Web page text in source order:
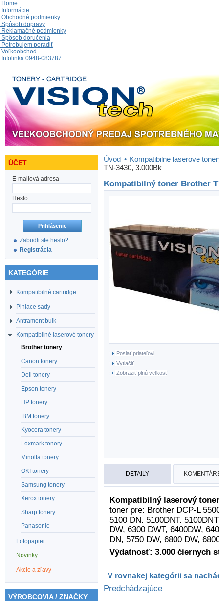
Home
Informácie
Obchodné podmienky
Spôsob dopravy
Reklamačné podmienky
Spôsob doručenia
Potrebujem poradiť
Veľkoobchod
Infolinka 0948-083787
ÚČET
E-mailová adresa
Heslo
Zabudli ste heslo?
Registrácia
KATEGÓRIE
Kompatibilné cartridge
Plniace sady
Antrament bulk
Kompatibilné laserové tonery
Brother tonery
Canon tonery
Dell tonery
Epson tonery
HP tonery
IBM tonery
Kyocera tonery
Lexmark tonery
Minolta tonery
OKI tonery
Samsung tonery
Xerox tonery
Sharp tonery
Panasonic
Fotopapier
Novinky
Akcie a zľavy
VÝROBCOVIA / ZNAČKY
Úvod • Kompatibilné laserové
TN-3430, 3.000Bk
Kompatibilný toner Brother
Poslať priateľovi
Vytlačiť
Zobraziť plnú veľkosť
DETAILY
Kompatibilný laserový
toner pre: Brother DCP-L
5100 DN, 5100DNT,
DW, 6300 DWT, 6400DW,
DN, 5750 DW, 6800 DW,
Výdatnosť: 3.000 čiernych
V rovnakej kategórii sa
Predchádzajúce